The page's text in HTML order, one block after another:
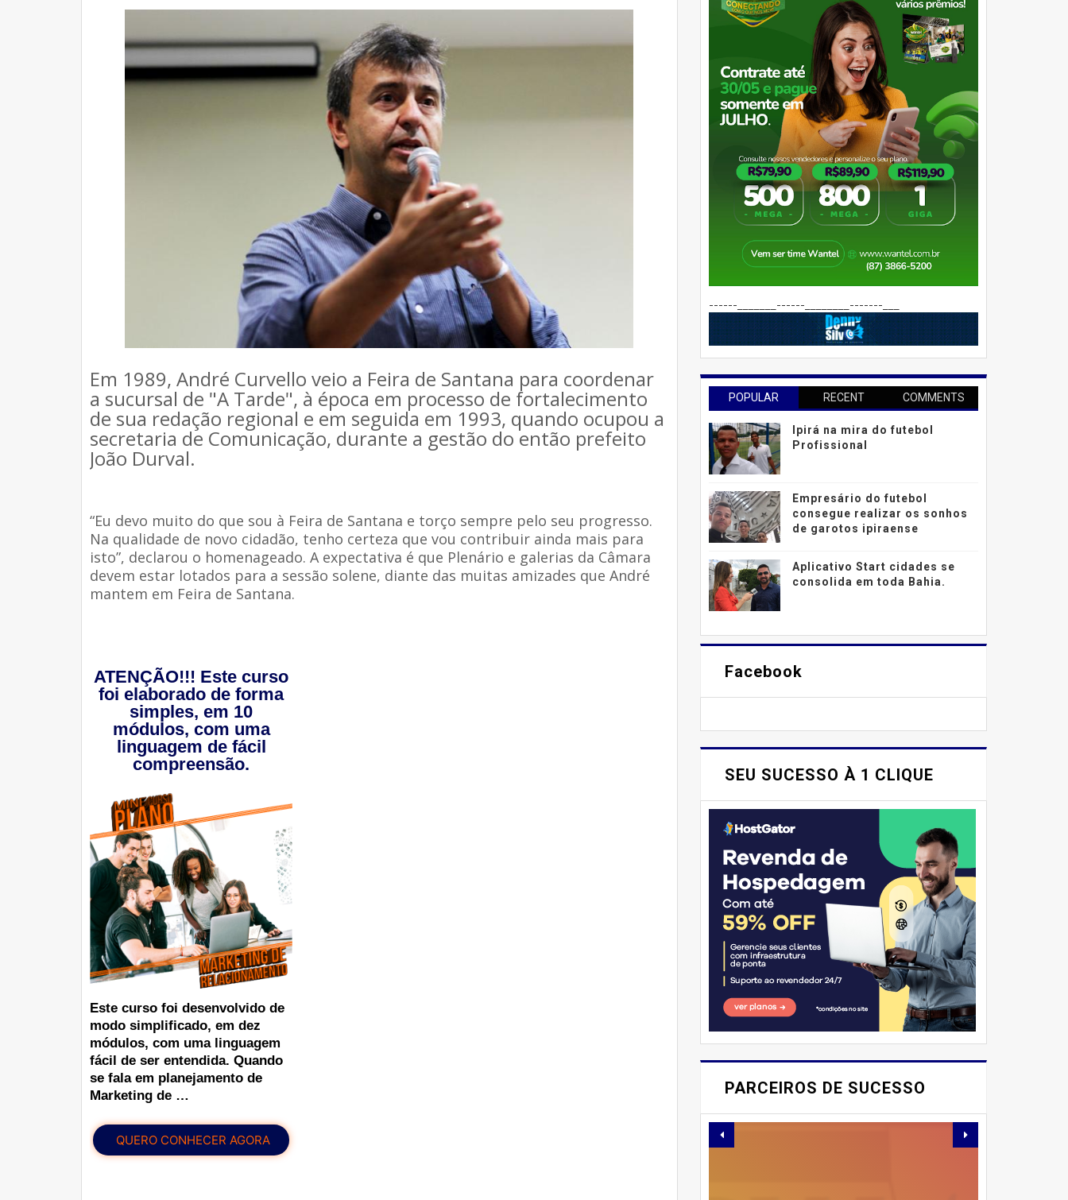
Em 1989, André Curvello veio a Feira de Santana para coordenar
a sucursal de "A Tarde", à época em processo de fortalecimento
de sua redação regional e em seguida em 1993, quando ocupou a
secretaria de Comunicação, durante a gestão do então prefeito
João Durval.
“Eu devo muito do que sou à Feira de Santana e torço sempre pelo seu progresso.
Na qualidade de novo cidadão, tenho certeza que vou contribuir ainda mais para
isto”, declarou o homenageado. A expectativa é que Plenário e galerias da Câmara
devem estar lotados para a sessão solene, diante das muitas amizades que André
mantem em Feira de Santana.
ATENÇÃO!!! Este curso
foi elaborado de forma
simples, em 10
módulos, com uma
linguagem de fácil
compreensão.
Este curso foi desenvolvido de
modo simplificado, em dez
módulos, com uma linguagem
fácil de ser entendida. Quando
se fala em planejamento de
Marketing de …
QUERO CONHECER AGORA
------_______------________-------___
POPULAR RECENT COMMENTS
Ipirá na mira do futebol
Profissional
Empresário do futebol
consegue realizar os sonhos
de garotos ipiraense
Aplicativo Start cidades se
consolida em toda Bahia.
Facebook
SEU SUCESSO À 1 CLIQUE
PARCEIROS DE SUCESSO
E AÍ, PESSOAL! VOCÊ JÁ